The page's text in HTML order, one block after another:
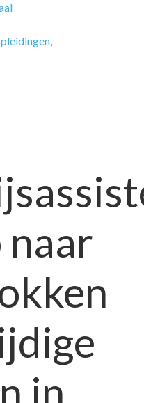
,
naar
in